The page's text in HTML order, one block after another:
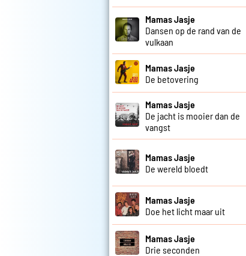
Mamas Jasje
Dansen op de rand van de
vulkaan
Mamas Jasje
De betovering
Mamas Jasje
De jacht is mooier dan de
vangst
Mamas Jasje
De wereld bloedt
Mamas Jasje
Doe het licht maar uit
Mamas Jasje
Drie seconden